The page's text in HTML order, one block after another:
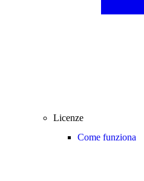
Licenze
Come funziona